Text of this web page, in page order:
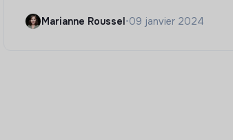
Marianne Roussel•09 janvier 2024